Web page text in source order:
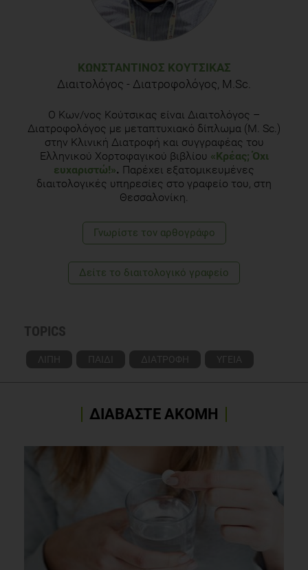
ΚΩΝΣΤΑΝΤΊΝΟΣ ΚΟΎΤΣΙΚΑΣ
Διαιτολόγος - Διατροφολόγος, Μ.Sc.
Ο Κων/νος Κούτσικας είναι Διαιτολόγος –
Διατροφολόγος με μεταπτυχιακό δίπλωμα (Μ. Sc.)
στην Κλινική Διατροφή και συγγραφέας του
Ελληνικού Χορτοφαγικού βιβλίου «Κρέας; Όχι
ευχαριστώ!». Παρέχει εξατομικευμένες
διαιτολογικές υπηρεσίες στο γραφείο του, στη
Θεσσαλονίκη.
Γνωρίστε τoν αρθογράφο
Δείτε το διαιτολογικό γραφείο
TOPICS
ΛΙΠΗ ΠΑΙΔΙ ΔΙΑΤΡΟΦΗ ΥΓΕΙΑ
ΔΙΑΒΑΣΤΕ ΑΚΟΜΗ